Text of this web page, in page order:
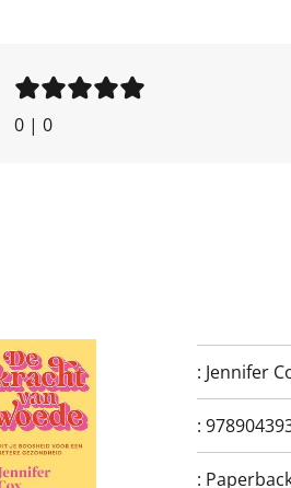
0 | 0
: Jennifer
:
: